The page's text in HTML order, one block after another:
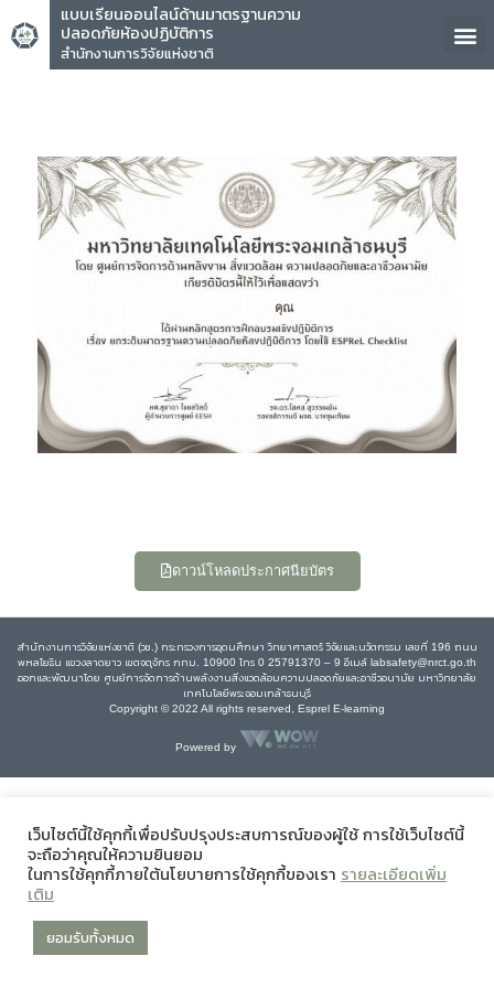
แบบเรียนออนไลน์ด้านมาตรฐานความ
ปลอดภัยห้องปฏิบัติการ
สำนักงานการวิจัยแห่งชาติ
คุณ
ดาวน์โหลดประกาศนียบัตร
สำนักงานการวิจัยแห่งชาติ (วช.) กระทรวงการอุดมศึกษา วิทยาศาสตร์ วิจัยและนวัตกรรม เลขที่ 196 ถนน
พหลโยธิน แขวงลาดยาว เขตจตุจักร กทม. 10900 โทร 0 25791370 – 9 อีเมล์ labsafety@nrct.go.th
ออกและพัฒนาโดย ศูนย์การจัดการด้านพลังงานสิ่งแวดล้อมความปลอดภัยและอาชีวอนามัย มหาวิทยาลัย
เทคโนโลยีพระจอมเกล้าธนบุรี
Copyright © 2022 All rights reserved, Esprel E-learning
Powered by
เว็บไซต์นี้ใช้คุกกี้เพื่อปรับปรุงประสบการณ์ของผู้ใช้ การใช้เว็บไซต์นี้
จะถือว่าคุณให้ความยินยอม
ในการใช้คุกกี้ภายใต้นโยบายการใช้คุกกี้ของเรา รายละเอียดเพิ่ม
เติม
ยอมรับทั้งหมด